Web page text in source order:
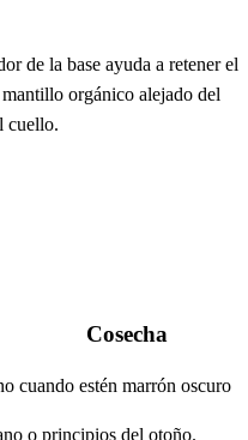
de la base ayuda a retener el
orgánico alejado del
cuello.
Cosecha
cuando estén marrón oscuro
o principios del otoño.